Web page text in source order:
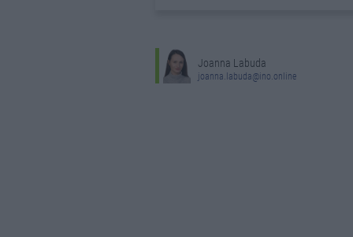
Joanna Labuda
joanna.labuda@ino.online